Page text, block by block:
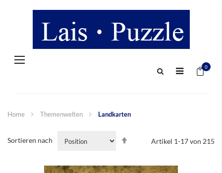
Navigation
0
Home Themenwelten Landkarten
Artikel 1-17von 215
Sortieren nach